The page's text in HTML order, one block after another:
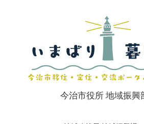
今治市役所 地域振興